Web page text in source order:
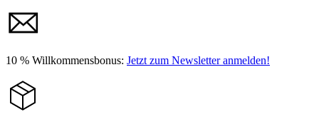
10 % Willkommensbonus: Jetzt zum Newsletter anmelden!